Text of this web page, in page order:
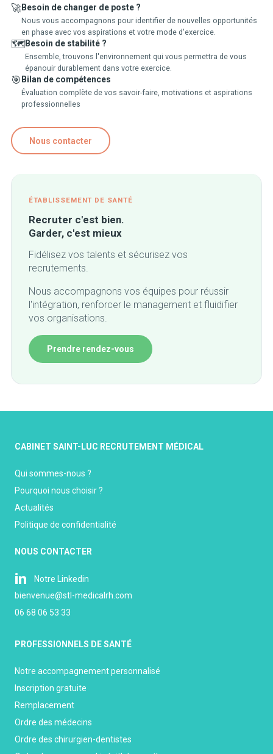
🚀Besoin de changer de poste ?
Nous vous accompagnons pour identifier de nouvelles opportunités
en phase avec vos aspirations et votre mode d'exercice.
🗺️Besoin de stabilité ?
Ensemble, trouvons l'environnement qui vous permettra de vous
épanouir durablement dans votre exercice.
🎯 Bilan de compétences
Évaluation complète de vos savoir-faire, motivations et aspirations
professionnelles
Nous contacter
ÉTABLISSEMENT DE SANTÉ
Recruter c'est bien.
Garder, c'est mieux
Fidélisez vos talents et sécurisez vos
recrutements.
Nous accompagnons vos équipes pour réussir
l'intégration, renforcer le management et fluidifier
vos organisations.
Prendre rendez-vous
CABINET SAINT-LUC RECRUTEMENT MÉDICAL
Qui sommes-nous ?
Pourquoi nous choisir ?
Actualités
Politique de confidentialité
NOUS CONTACTER
Notre Linkedin
bienvenue@stl-medicalrh.com
06 68 06 53 33
PROFESSIONNELS DE SANTÉ
Notre accompagnement personnalisé
Inscription gratuite
Remplacement
Ordre des médecins
Ordre des chirurgien-dentistes